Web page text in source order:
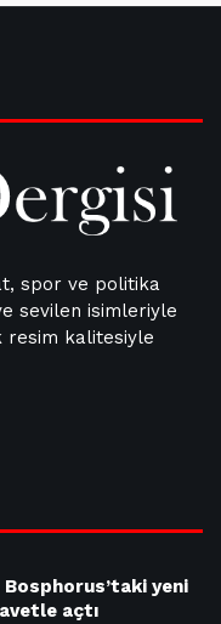
spor ve politika
sevilen isimleriyle
resim kalitesiyle
yeni
açtı